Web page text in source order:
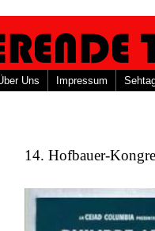
Uns Impressum
14. Hofbauer-